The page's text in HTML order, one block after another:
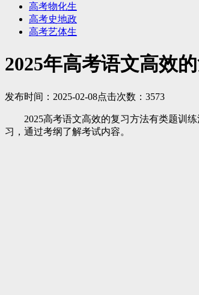
高考物化生
高考史地政
高考艺体生
2025年高考语文高效
发布时间：2025-02-08点击次数：3573
2025高考语文高效的复习方法有类题训练
习，通过考纲了解考试内容。